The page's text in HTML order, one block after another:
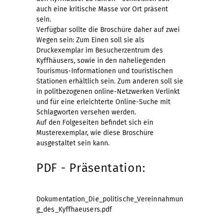
auch eine kritische Masse vor Ort präsent
sein.
Verfügbar sollte die Broschüre daher auf zwei
Wegen sein: Zum Einen soll sie als
Druckexemplar im Besucherzentrum des
Kyffhäusers, sowie in den naheliegenden
Tourismus-Informationen und touristischen
Stationen erhältlich sein. Zum anderen soll sie
in politbezogenen online-Netzwerken Verlinkt
und für eine erleichterte Online-Suche mit
Schlagworten versehen werden.
Auf den Folgeseiten befindet sich ein
Musterexemplar, wie diese Broschüre
ausgestaltet sein kann.
PDF - Präsentation:
Dokumentation_Die_politische_Vereinnahmun
g_des_Kyffhaeusers.pdf